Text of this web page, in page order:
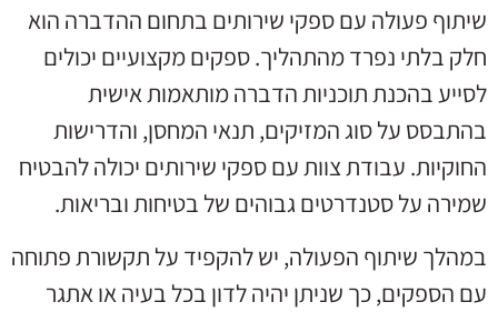
שיתוף פעולה עם ספקי שירותים בתחום ההדברה הוא
חלק בלתי נפרד מהתהליך. ספקים מקצועיים יכולים
לסייע בהכנת תוכניות הדברה מותאמות אישית
בהתבסס על סוג המזיקים, תנאי המחסן, והדרישות
החוקיות. עבודת צוות עם ספקי שירותים יכולה להבטיח
שמירה על סטנדרטים גבוהים של בטיחות ובריאות.
במהלך שיתוף הפעולה, יש להקפיד על תקשורת פתוחה
עם הספקים, כך שניתן יהיה לדון בכל בעיה או אתגר